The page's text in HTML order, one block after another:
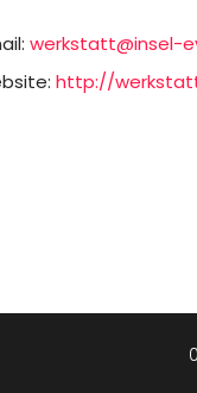
werkstatt@insel-
http://